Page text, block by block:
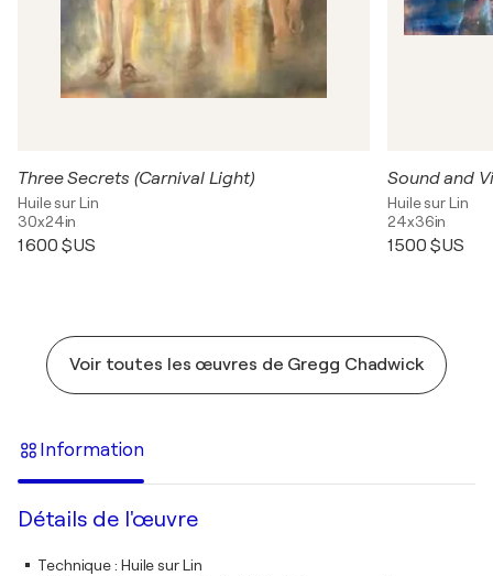
Three Secrets (Carnival Light)
Huile sur Lin
30x24in
1 600 $US
Huile sur Lin
24x36in
1 500 $US
Voir toutes les œuvres de Gregg Chadwick
Information
Détails de l'œuvre
Technique: Huile sur Lin